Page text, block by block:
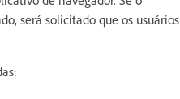
será solicitado que os usuários